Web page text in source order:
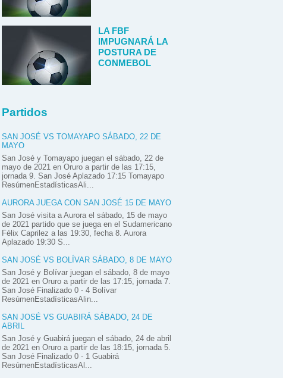
LA FBF
IMPUGNARÁ LA
POSTURA DE
CONMEBOL
Partidos
SAN JOSÉ VS TOMAYAPO SÁBADO, 22 DE
MAYO
San José y Tomayapo juegan el sábado, 22 de
mayo de 2021 en Oruro a partir de las 17:15,
jornada 9. San José Aplazado 17:15 Tomayapo
ResúmenEstadísticasAli...
AURORA JUEGA CON SAN JOSÉ 15 DE MAYO
San José visita a Aurora el sábado, 15 de mayo
de 2021 partido que se juega en el Sudamericano
Félix Caprilez a las 19:30, fecha 8. Aurora
Aplazado 19:30 S...
SAN JOSÉ VS BOLÍVAR SÁBADO, 8 DE MAYO
San José y Bolívar juegan el sábado, 8 de mayo
de 2021 en Oruro a partir de las 17:15, jornada 7.
San José Finalizado 0 - 4 Bolívar
ResúmenEstadísticasAlin...
SAN JOSÉ VS GUABIRÁ SÁBADO, 24 DE
ABRIL
San José y Guabirá juegan el sábado, 24 de abril
de 2021 en Oruro a partir de las 18:15, jornada 5.
San José Finalizado 0 - 1 Guabirá
ResúmenEstadísticasAl...